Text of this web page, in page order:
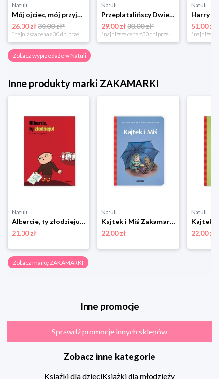
Natuli
Mój ojciec, mój przyjaciel Element
26.00 zł30.00 zł*
*najniższa cena z 30 dni przed obniżką
Natuli
Przeplatalińscy Dwie siostry
29.00 zł 30.00 zł*
*najniższa cena z 30 dni przed obniżką
Natuli
51.00 zł
Zobacz wyprzedaże w Natuli
Inne produkty marki ZAKAMARKI
Natuli
Albercie, ty złodzieju! Zakamarki
21.00 zł
Natuli
Kajtek i Miś Zakamarki
22.00 zł
Natuli
22.00 zł
Zobacz markę ZAKAMARKI
Inne promocje
Sprawdź promocje innych sklepów
Zobacz inne kategorie
Książki dla dzieciKsiążki dla młodzieży